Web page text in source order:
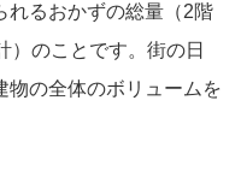
れるおかずの総量（2階
）のことです。街の日
物の全体のボリュームを